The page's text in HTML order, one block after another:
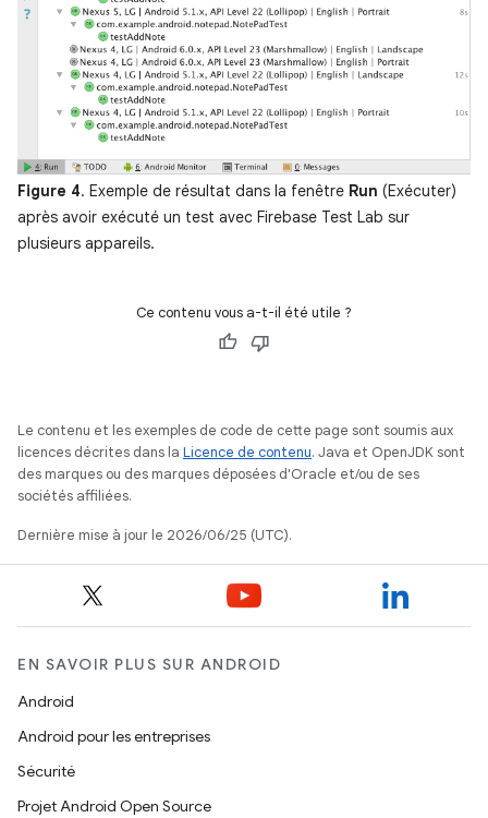
Figure 4. Exemple de résultat dans la fenêtre Run (Exécuter)
après avoir exécuté un test avec Firebase Test Lab sur
plusieurs appareils.
Ce contenu vous a-t-il été utile ?
Le contenu et les exemples de code de cette page sont soumis aux
licences décrites dans la Licence de contenu. Java et OpenJDK sont
des marques ou des marques déposées d'Oracle et/ou de ses
sociétés affiliées.
Dernière mise à jour le 2026/06/25 (UTC).
EN SAVOIR PLUS SUR ANDROID
Android
Android pour les entreprises
Sécurité
Projet Android Open Source